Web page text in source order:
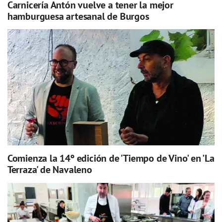
Carnicería Antón vuelve a tener la mejor
hamburguesa artesanal de Burgos
Comienza la 14º edición de 'Tiempo de Vino' en 'La
Terraza' de Navaleno